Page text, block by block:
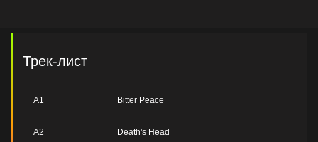
Трек-лист
A1 Bitter Peace
A2 Death's Head